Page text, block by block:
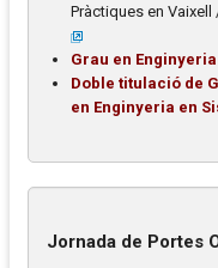
Pràctiques en
Grau en
Doble titulació de
en Enginyeria en
Jornada de Portes